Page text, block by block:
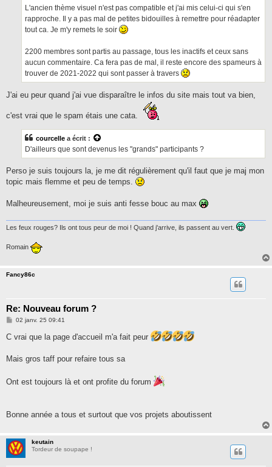
L'ancien thème visuel n'est pas compatible et j'ai mis celui-ci qui s'en
rapproche. Il y a pas mal de petites bidouilles à remettre pour réadapter
tout ca. Je m'y remets le soir
2200 membres sont partis au passage, tous les inactifs et ceux sans
aucun commentaire. Ca fera pas de mal, il reste encore des spameurs à
trouver de 2021-2022 qui sont passer à travers
J'ai eu peur quand j'ai vue disparaître le infos du site mais tout va bien,
c'est vrai que le spam étais une cata.
courcelle a écrit :
D'ailleurs que sont devenus les "grands" participants ?
Perso je suis toujours la, je me dit régulièrement qu'il faut que je maj mon
topic mais flemme et peu de temps.
Malheureusement, moi je suis anti fesse bouc au max
Les feux rouges? Ils ont tous peur de moi ! Quand j'arrive, ils passent au vert.
Romain
Fancy86c
Re: Nouveau forum ?
M
s
s
g
e
02 janv. 25 09:41
C vrai que la page d'accueil m'a fait peur
Mais gros taff pour refaire tous sa
Ont est toujours là et ont profite du forum
Bonne année a tous et surtout que vos projets aboutissent
keutain
Tordeur de soupape !